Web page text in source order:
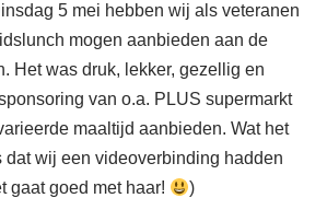
5 mei hebben wij als veteranen
mogen aanbieden aan de
Het was druk, lekker, gezellig en
van o.a. PLUS supermarkt
maaltijd aanbieden. Wat het
dat wij een videoverbinding hadden
gaat goed met haar!
)